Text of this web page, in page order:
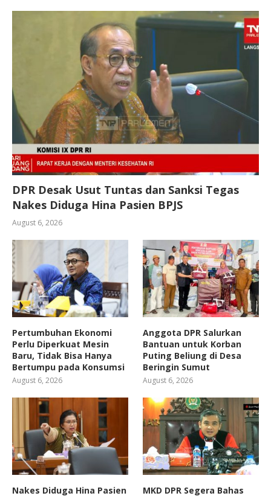
DPR Desak Usut Tuntas dan Sanksi Tegas
Nakes Diduga Hina Pasien BPJS
August 6, 2026
Pertumbuhan Ekonomi
Perlu Diperkuat Mesin
Baru, Tidak Bisa Hanya
Bertumpu pada Konsumsi
August 6, 2026
Anggota DPR Salurkan
Bantuan untuk Korban
Puting Beliung di Desa
Beringin Sumut
August 6, 2026
Nakes Diduga Hina Pasien
MKD DPR Segera Bahas